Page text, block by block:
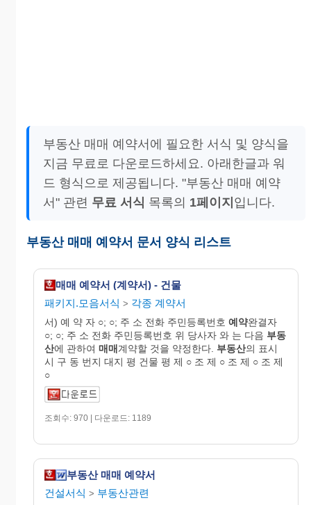
부동산 매매 예약서에 필요한 서식 및 양식을
지금 무료로 다운로드하세요. 아래한글과 워
드 형식으로 제공됩니다. "부동산 매매 예약
서" 관련 무료 서식 목록의 1페이지 입니다.
부동산 매매 예약서 문서 양식 리스트
매매 예약서 (계약서) - 건물
패키지.모음서식 > 각종 계약서
서) 예 약 자 ○; ○; 주 소 전화 주민등록번호 예약완결자
○; ○; 주 소 전화 주민등록번호 위 당사자 와 는 다음 부동
산에 관하여 매매계약할 것을 약정한다. 부동산의 표시
시 구 동 번지 대지 평 건물 평 제 ○ 조 제 ○ 조 제 ○ 조 제
○
조회수: 970 | 다운로드: 1189
부동산 매매 예약서
건설서식 > 부동산관련